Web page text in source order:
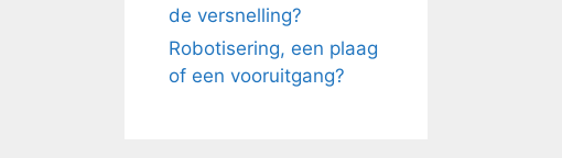
de versnelling?
Robotisering, een plaag
of een vooruitgang?